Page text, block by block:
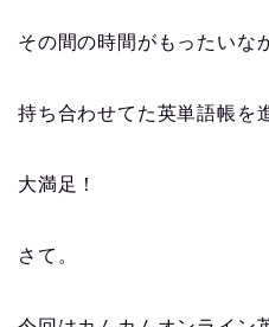
その間の時間がもったいな
持ち合わせてた英単語帳を
大満足！
さて。